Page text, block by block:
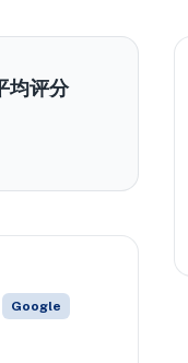
均评分
Google